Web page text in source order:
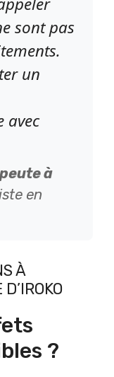
sont pas
un
avec
à
en
À
?